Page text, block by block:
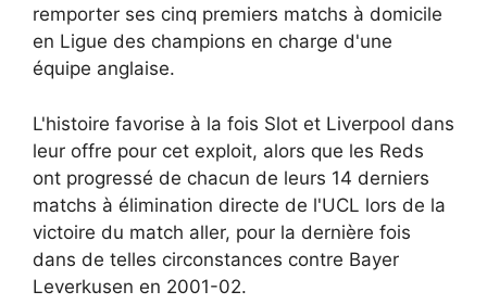
remporter ses cinq premiers matchs à domicile
en Ligue des champions en charge d'une
équipe anglaise.
L'histoire favorise à la fois Slot et Liverpool dans
leur offre pour cet exploit, alors que les Reds
ont progressé de chacun de leurs 14 derniers
matchs à élimination directe de l'UCL lors de la
victoire du match aller, pour la dernière fois
dans de telles circonstances contre Bayer
Leverkusen en 2001-02.